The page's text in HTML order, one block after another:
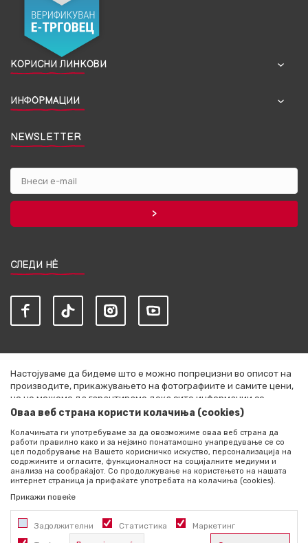
КОРИСНИ ЛИНКОВИ
ИНФОРМАЦИИ
NEWSLETTER
СЛЕДИ НЀ
Настојуваме да бидеме што е можно попрецизни во описот на
производите, прикажувањето на фотографиите и самите цени,
но не можеме да гарантираме дека сите информации се
комплетни и без грешки. Сите артикли прикажани на сајтот се
секој момент. Расположливоста на производите можете да ја
проверите со повик на +389 76 444 490
©2026 literatura.mk, Изработено одNB SOFT. Сите права
задржани.
Оваа веб страна користи колачиња (cookies)
Колачињата ги употребуваме за да овозможиме оваа веб страна да
работи правилно како и за нејзино понатамошно унапредување се со
цел подобрување на Вашето корисничко искуство, персонализација на
содржините и огласите, функционалност на социјалните медиуми и
анализа на сообраќајот. Со продолжување на користењето на нашата
интернет страница ја прифаќате употребата на колачиња (cookies).
Прикажи повеќе
Задолжителни Статистика Маркетинг